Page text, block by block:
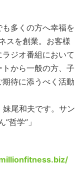
も多くの方へ幸福を
スを創業。お客様
ジオ番組において
から一般の方、子
待に添うべく活動
尾和夫です。サン
哲学”」